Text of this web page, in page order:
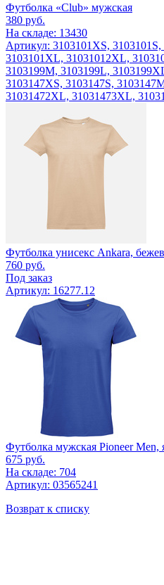
Футболка «Club» мужская
380 руб.
На складе: 13430
Артикул: 3103101XS,
3103101XL, 31031012XL,
3103199M, 3103199L,
3103147XS, 3103147S,
31031472XL, 31031473XL,
Футболка унисекс Ankara,
760 руб.
Под заказ
Артикул: 16277.12
Футболка мужская Pioneer Men,
675 руб.
На складе: 704
Артикул: 03565241
Возврат к списку